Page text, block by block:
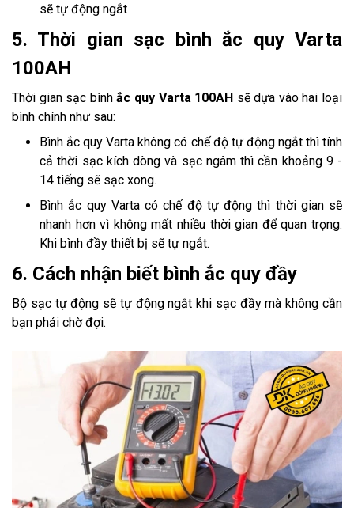
sẽ tự động ngắt
5. Thời gian sạc bình ắc quy Varta
100AH
Thời gian sạc bìnhắc quy Varta 100AH sẽ dựa vào hai loại
bình chính như sau:
Bình ắc quy Varta không có chế độ tự động ngắt thì tính
cả thời sạc kích dòng và sạc ngâm thì cần khoảng 9 -
14 tiếng sẽ sạc xong.
Bình ắc quy Varta có chế độ tự động thì thời gian sẽ
nhanh hơn vì không mất nhiều thời gian để quan trọng.
Khi bình đầy thiết bị sẽ tự ngắt.
6. Cách nhận biết bình ắc quy đầy
Bộ sạc tự động sẽ tự động ngắt khi sạc đầy mà không cần
bạn phải chờ đợi.